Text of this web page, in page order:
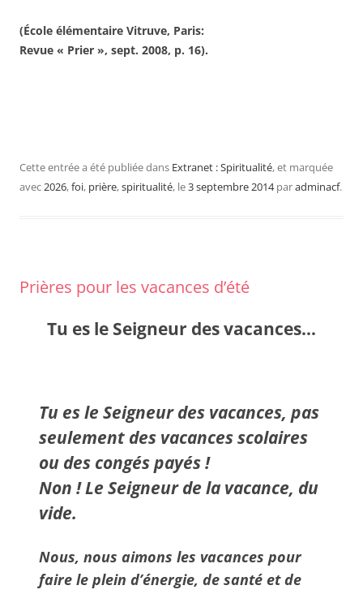
(École élémentaire Vitruve, Paris:
Revue « Prier », sept. 2008, p. 16).
Cette entrée a été publiée dans Extranet : Spiritualité, et marquée
avec2026,foi, prière,spiritualité, le3 septembre 2014 paradminacf.
Prières pour les vacances d’été
Tu es le Seigneur des vacances…
Tu es le Seigneur des vacances, pas
seulement des vacances scolaires
ou des congés payés!
Non ! Le Seigneur de la vacance, du
vide.
Nous, nous aimons les vacances pour
faire le plein d’énergie, de santé et de